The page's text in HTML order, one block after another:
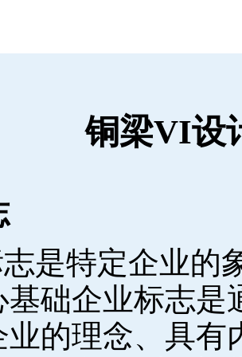
铜梁VI设
是特定企业的
基础企业标志是
业的理念、具有